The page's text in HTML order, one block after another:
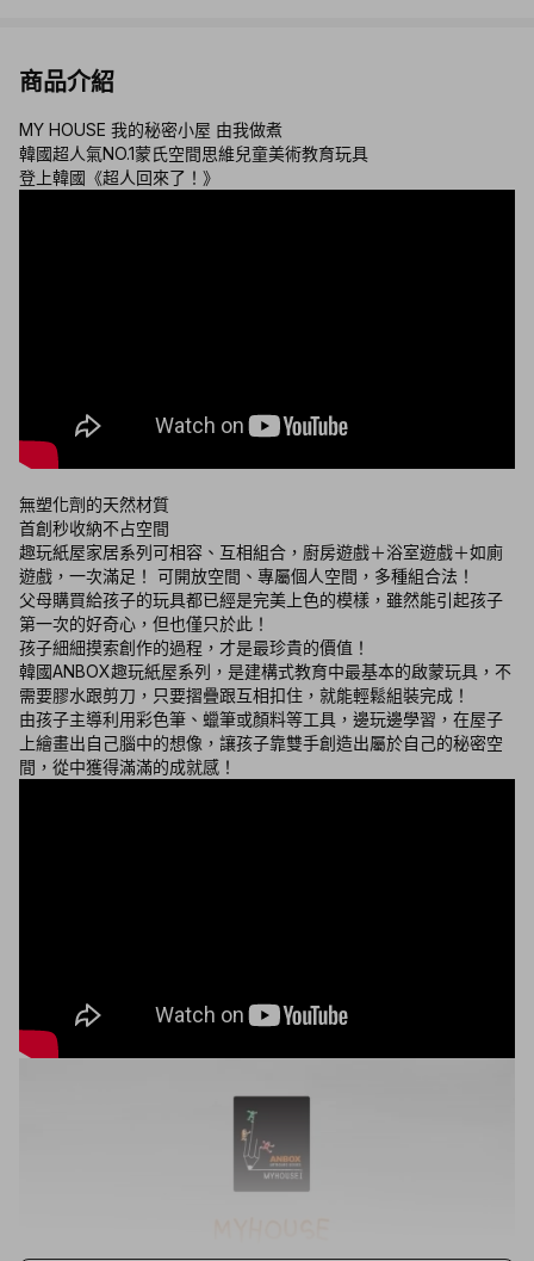
商品介紹
MY HOUSE 我的秘密小屋 由我做煮
韓國超人氣NO.1蒙氏空間思維兒童美術教育玩具
登上韓國《超人回來了！》
無塑化劑的天然材質
首創秒收納不占空間
趣玩紙屋家居系列可相容、互相組合，廚房遊戲＋浴室遊戲＋如廁
遊戲，一次滿足！ 可開放空間、專屬個人空間，多種組合法！
父母購買給孩子的玩具都已經是完美上色的模樣，雖然能引起孩子
第一次的好奇心，但也僅只於此！
孩子細細摸索創作的過程，才是最珍貴的價值！
韓國ANBOX趣玩紙屋系列，是建構式教育中最基本的啟蒙玩具，不
需要膠水跟剪刀，只要摺疊跟互相扣住，就能輕鬆組裝完成！
由孩子主導利用彩色筆、蠟筆或顏料等工具，邊玩邊學習，在屋子
上繪畫出自己腦中的想像，讓孩子靠雙手創造出屬於自己的秘密空
間，從中獲得滿滿的成就感！